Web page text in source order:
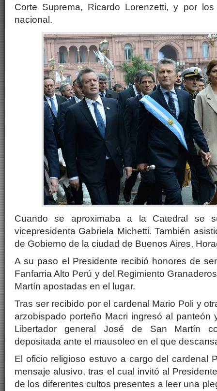
Corte Suprema, Ricardo Lorenzetti, y por
nacional.
Cuando se aproximaba a la Catedral se
vicepresidenta Gabriela Michetti. También
de Gobierno de la ciudad de Buenos Aires,
A su paso el Presidente recibió honores de
Fanfarria Alto Perú y del Regimiento
Martín apostadas en el lugar.
Tras ser recibido por el cardenal Mario Poli y
arzobispado porteño Macri ingresó al panteón
Libertador general José de San Martín
depositada ante el mausoleo en el que
El oficio religioso estuvo a cargo del cardenal
mensaje alusivo, tras el cual invitó al
de los diferentes cultos presentes a leer una